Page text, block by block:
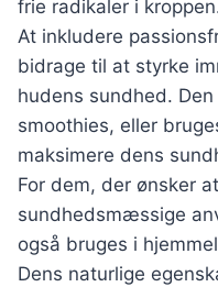
frie radikaler i
At inkludere
bidrage til at styrke
hudens sundhed.
smoothies, eller
maksimere dens
For dem, der ønsker
sundhedsmæssige
også bruges i
Dens naturlige